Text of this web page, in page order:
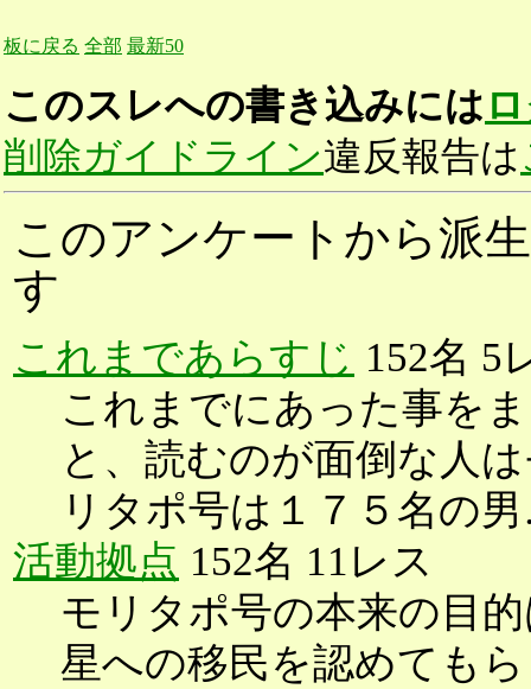
板に戻る 全部 最新50
このスレへの書き込みには
削除ガイドライン違反報告は
このアンケートから派
す
これまであらすじ 152名 5
これまでにあった事を
と、読むのが面倒な人
リタポ号は１７５名の
活動拠点 152名 11レス
モリタポ号の本来の目
星への移民を認めても